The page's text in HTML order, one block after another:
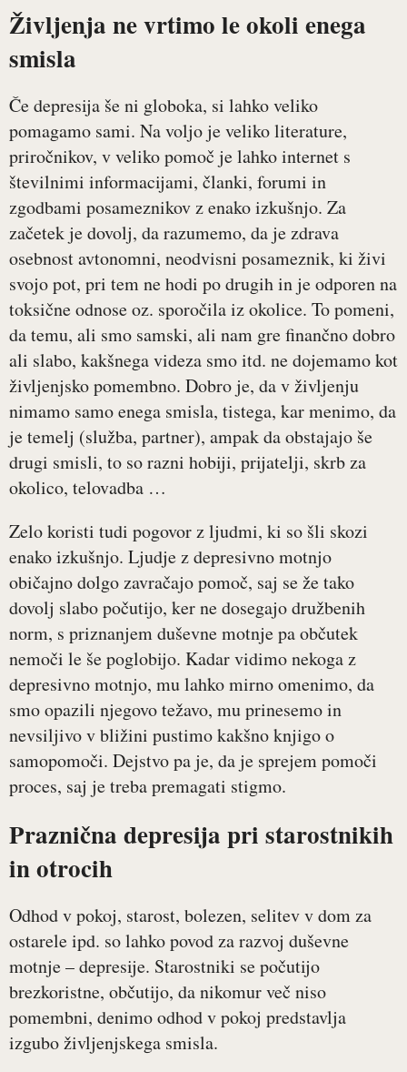
Življenja ne vrtimo le okoli enega
smisla
Če depresija še ni globoka, si lahko veliko
pomagamo sami. Na voljo je veliko literature,
priročnikov, v veliko pomoč je lahko internet s
številnimi informacijami, članki, forumi in
zgodbami posameznikov z enako izkušnjo. Za
začetek je dovolj, da razumemo, da je zdrava
osebnost avtonomni, neodvisni posameznik, ki živi
svojo pot, pri tem ne hodi po drugih in je odporen na
toksične odnose oz. sporočila iz okolice. To pomeni,
da temu, ali smo samski, ali nam gre finančno dobro
ali slabo, kakšnega videza smo itd. ne dojemamo kot
življenjsko pomembno. Dobro je, da v življenju
nimamo samo enega smisla, tistega, kar menimo, da
je temelj (služba, partner), ampak da obstajajo še
drugi smisli, to so razni hobiji, prijatelji, skrb za
okolico, telovadba …
Zelo koristi tudi pogovor z ljudmi, ki so šli skozi
enako izkušnjo. Ljudje z depresivno motnjo
običajno dolgo zavračajo pomoč, saj se že tako
dovolj slabo počutijo, ker ne dosegajo družbenih
norm, s priznanjem duševne motnje pa občutek
nemoči le še poglobijo. Kadar vidimo nekoga z
depresivno motnjo, mu lahko mirno omenimo, da
smo opazili njegovo težavo, mu prinesemo in
nevsiljivo v bližini pustimo kakšno knjigo o
samopomoči. Dejstvo pa je, da je sprejem pomoči
proces, saj je treba premagati stigmo.
Praznična depresija pri starostnikih
in otrocih
Odhod v pokoj, starost, bolezen, selitev v dom za
ostarele ipd. so lahko povod za razvoj duševne
motnje – depresije. Starostniki se počutijo
brezkoristne, občutijo, da nikomur več niso
pomembni, denimo odhod v pokoj predstavlja
izgubo življenjskega smisla.